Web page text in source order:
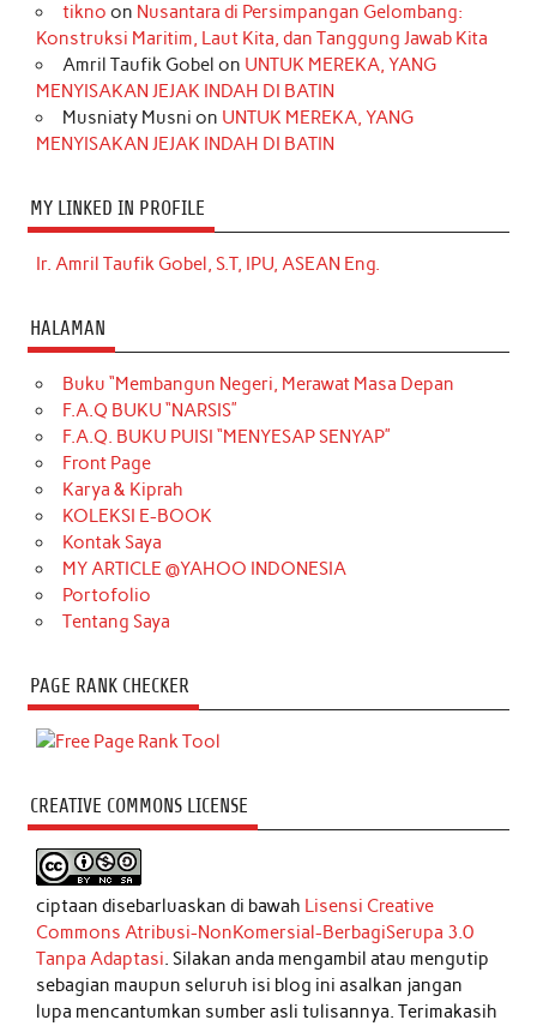
tikno on Nusantara di Persimpangan Gelombang:
Konstruksi Maritim, Laut Kita, dan Tanggung Jawab Kita
Amril Taufik Gobel on UNTUK MEREKA, YANG
MENYISAKAN JEJAK INDAH DI BATIN
Musniaty Musni on UNTUK MEREKA, YANG
MENYISAKAN JEJAK INDAH DI BATIN
MY LINKED IN PROFILE
Ir. Amril Taufik Gobel, S.T, IPU, ASEAN Eng.
HALAMAN
Buku “Membangun Negeri, Merawat Masa Depan
F.A.Q BUKU “NARSIS”
F.A.Q. BUKU PUISI “MENYESAP SENYAP”
Front Page
Karya & Kiprah
KOLEKSI E-BOOK
Kontak Saya
MY ARTICLE @YAHOO INDONESIA
Portofolio
Tentang Saya
PAGE RANK CHECKER
CREATIVE COMMONS LICENSE
ciptaan disebarluaskan di bawah Lisensi Creative
Commons Atribusi-NonKomersial-BerbagiSerupa 3.0
Tanpa Adaptasi. Silakan anda mengambil atau mengutip
sebagian maupun seluruh isi blog ini asalkan jangan
lupa mencantumkan sumber asli tulisannya. Terimakasih